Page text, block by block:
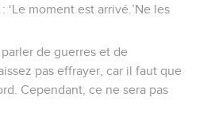
‘Le moment est arrivé.’Ne les
de guerres et de
pas effrayer, car il faut que
Cependant, ce ne sera pas